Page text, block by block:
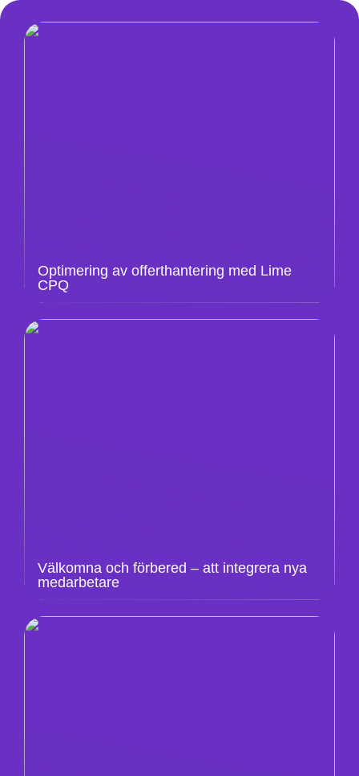
Optimering av offerthantering med Lime
CPQ
Välkomna och förbered – att integrera nya
medarbetare